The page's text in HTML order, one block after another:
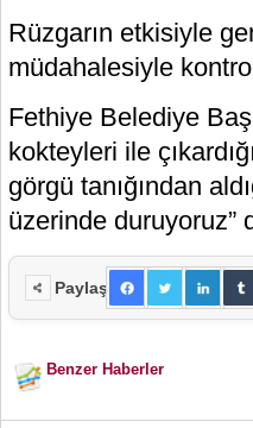
Rüzgarın etkisiyle
müdahalesiyle kontrol
Fethiye Belediye
kokteyleri ile
görgü tanığından
üzerinde duruyoruz”
Paylaş
Benzer Haberler